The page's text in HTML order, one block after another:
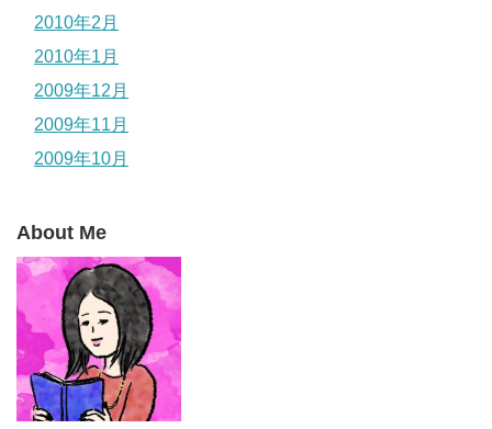
2010年2月
2010年1月
2009年12月
2009年11月
2009年10月
About Me